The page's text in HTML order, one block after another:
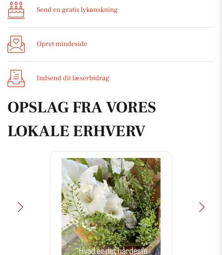
Send en gratis lykønskning
Opret mindeside
Indsend dit læserbidrag
OPSLAG FRA VORES
LOKALE ERHVERV